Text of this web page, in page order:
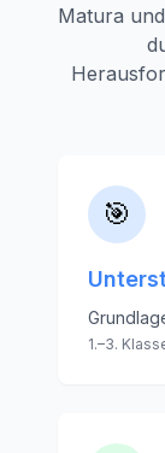
Matura
🎯
1.–3.